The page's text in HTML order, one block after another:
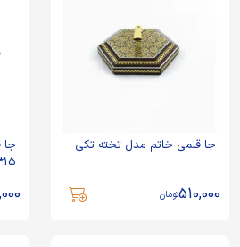
جا قلمی خاتم مدل تخته تکی
510,000تومان
جا
15*11